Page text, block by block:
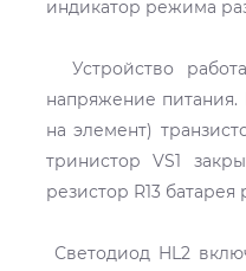
индикатор режима
Устройство
напряжение
на элемент)
тринистор VS1
резистор R13 батарея
Светодиод HL2